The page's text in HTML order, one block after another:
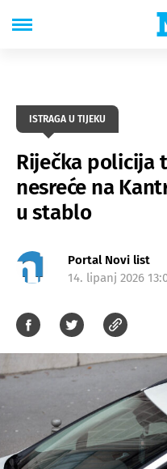
ISTRAGA U TIJEKU
Riječka policija
nesreće na
u stablo
Portal Novi list
14. lipanj 2026